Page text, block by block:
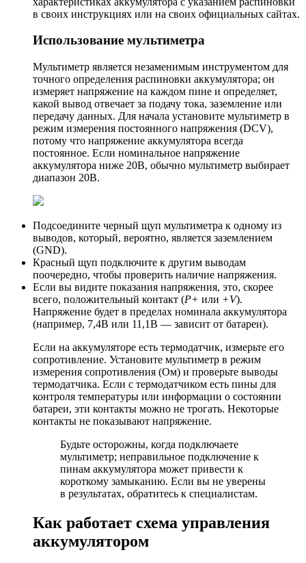
в своих инструкциях или на своих официальных сайтах.
Использование мультиметра
Мультиметр является незаменимым инструментом для
точного определения распиновки аккумулятора; он
измеряет напряжение на каждом пине и определяет,
какой вывод отвечает за подачу тока, заземление или
передачу данных. Для начала установите мультиметр в
режим измерения постоянного напряжения (DCV),
потому что напряжение аккумулятора всегда
постоянное. Если номинальное напряжение
аккумулятора ниже 20В, обычно мультиметр выбирает
диапазон 20B.
Подсоедините черный щуп мультиметра к одному из
выводов, который, вероятно, является заземлением
(GND).
Красный щуп подключите к другим выводам
поочередно, чтобы проверить наличие напряжения.
Если вы видите показания напряжения, это, скорее
всего, положительный контакт (P+ или +V).
Напряжение будет в пределах номинала аккумулятора
(например, 7,4В или 11,1В — зависит от батареи).
Если на аккумуляторе есть термодатчик, измерьте его
сопротивление. Установите мультиметр в режим
измерения сопротивления (Ом) и проверьте выводы
термодатчика. Если с термодатчиком есть пины для
контроля температуры или информации о состоянии
батареи, эти контакты можно не трогать. Некоторые
контакты не показывают напряжение.
Будьте осторожны, когда подключаете
мультиметр; неправильное подключение к
пинам аккумулятора может привести к
короткому замыканию. Если вы не уверены
в результатах, обратитесь к специалистам.
Как работает схема управления
аккумулятором